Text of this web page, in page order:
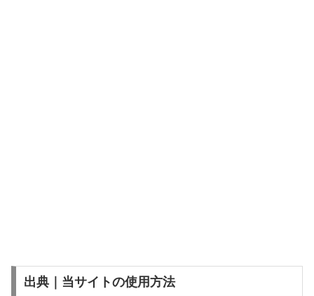
出典｜当サイトの使用方法